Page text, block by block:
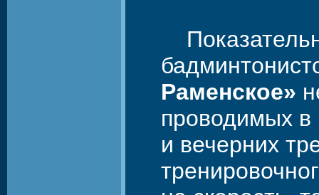
Раменское»
проводимых в
и вечерних